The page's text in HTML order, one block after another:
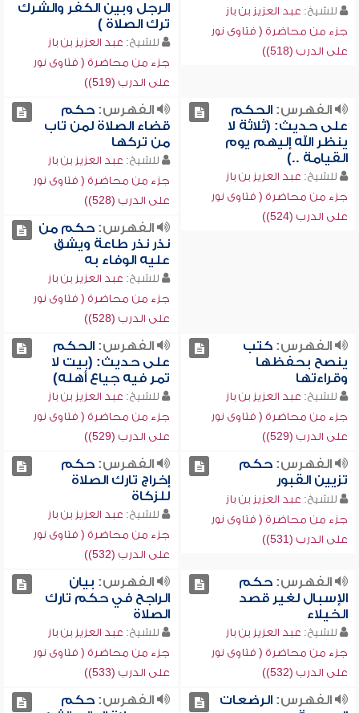
للشيخ: عبد العزيز بن باز
جزء من محاضرة ( فتاوى نور
على الدرب (518))
الرجل وبين الكفر والشرك
ترك الصلاة )
للشيخ: عبد العزيز بن باز
جزء من محاضرة ( فتاوى نور
على الدرب (519))
الفهرس:الحكم
على حديث: (ثلاثة لا
ينظر الله إليهم يوم
القيامة ..)
للشيخ: عبد العزيز بن باز
جزء من محاضرة ( فتاوى نور
على الدرب (524))
الفهرس:حكم
قضاء الصلاة لمن تاب
من تركها
للشيخ: عبد العزيز بن باز
جزء من محاضرة ( فتاوى نور
على الدرب (528))
الفهرس:حكم من
نذر نذر طاعة ويشق
عليه الوفاء به
للشيخ: عبد العزيز بن باز
جزء من محاضرة ( فتاوى نور
على الدرب (528))
الفهرس:كتب
ينصح بحفظها
وقراءتها
للشيخ: عبد العزيز بن باز
جزء من محاضرة ( فتاوى نور
على الدرب (529))
الفهرس:الحكم
على حديث: (بيت لا
تمر فيه جياع أهله)
للشيخ: عبد العزيز بن باز
جزء من محاضرة ( فتاوى نور
على الدرب (529))
الفهرس:حكم
تزيين القبور
للشيخ: عبد العزيز بن باز
جزء من محاضرة ( فتاوى نور
على الدرب (531))
الفهرس:حكم
إخراج تارك الصلاة
للزكاة
للشيخ: عبد العزيز بن باز
جزء من محاضرة ( فتاوى نور
على الدرب (532))
الفهرس:حكم
الإسبال لغير قصد
الخيلاء
للشيخ: عبد العزيز بن باز
جزء من محاضرة ( فتاوى نور
على الدرب (532))
الفهرس: بيان
الراجح في حكم تارك
الصلاة
للشيخ: عبد العزيز بن باز
جزء من محاضرة ( فتاوى نور
على الدرب (533))
الفهرس:الرضعات
الفهرس:حكم